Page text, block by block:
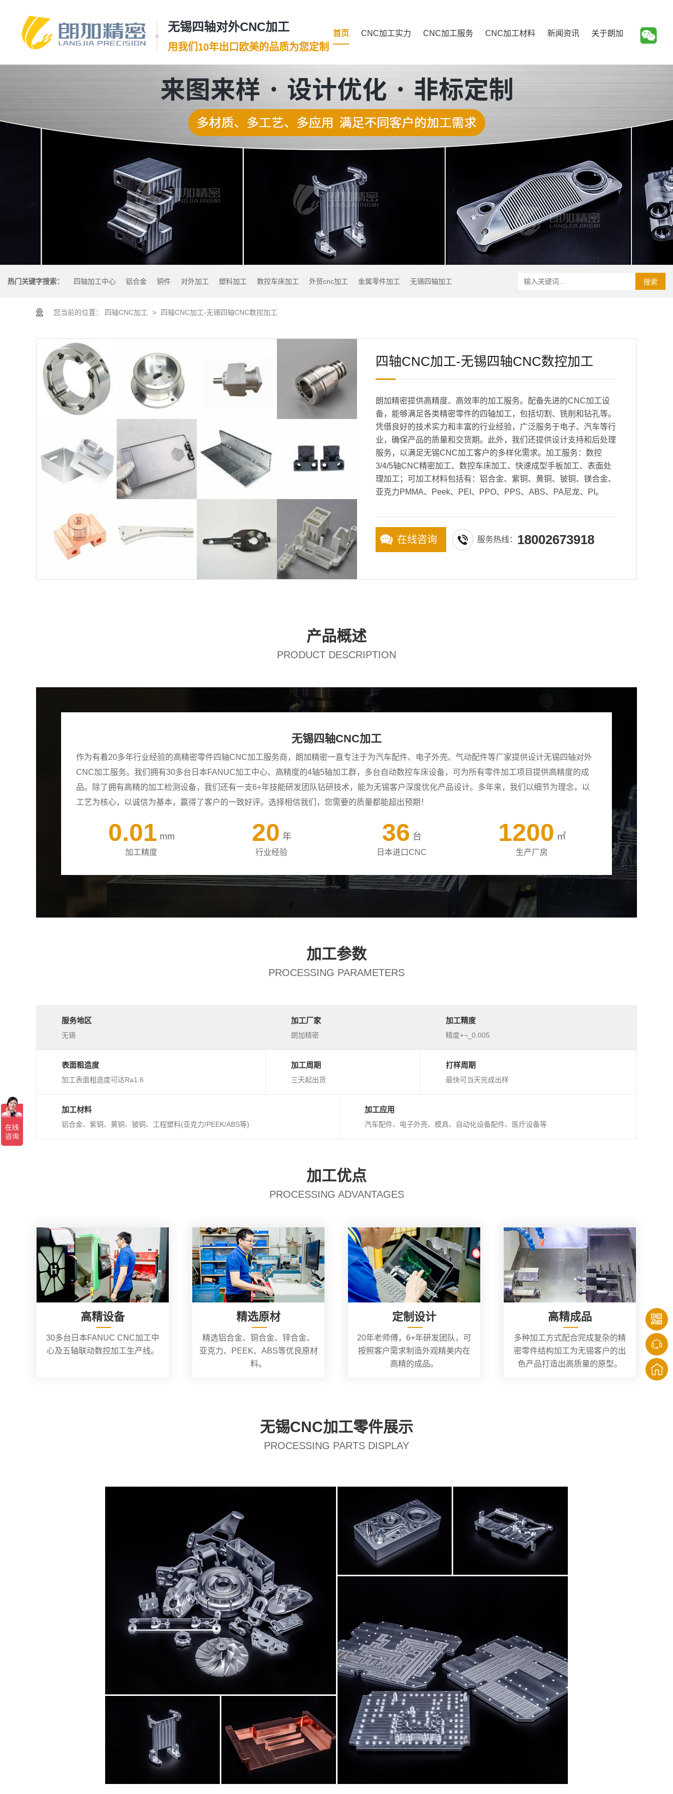
无锡四轴对外CNC加工
用我们10年出口欧美的品质为您定制
首页 CNC加工实力 CNC加工服务 CNC加工材料 新闻资讯 关于朗加
热门关键字搜索： 四轴加工中心 铝合金 铜件 对外加工 塑料加工 数控车床加工 外贸cnc加工 金属零件加工 无锡四轴加工 搜索
您当前的位置： 四轴CNC加工 > 四轴CNC加工-无锡四轴CNC数控加工
四轴CNC加工-无锡四轴CNC数控加工
朗加精密提供高精度、高效率的加工服务。配备先进的CNC加工设
备，能够满足各类精密零件的四轴加工，包括切割、铣削和钻孔等。
凭借良好的技术实力和丰富的行业经验，广泛服务于电子、汽车等行
业，确保产品的质量和交货期。此外，我们还提供设计支持和后处理
服务，以满足无锡CNC加工客户的多样化需求。加工服务：数控
3/4/5轴CNC精密加工、数控车床加工、快速成型手板加工、表面处
理加工；可加工材料包括有：铝合金、紫铜、黄铜、铍铜、镁合金、
亚克力PMMA、Peek、PEI、PPO、PPS、ABS、PA尼龙、PI。
在线咨询 服务热线： 18002673918
产品概述
PRODUCT DESCRIPTION
无锡四轴CNC加工
作为有着20多年行业经验的高精密零件四轴CNC加工服务商，朗加精密一直专注于为汽车配件、电子外壳、气动配件等厂家提供设计无锡四轴对外
CNC加工服务。我们拥有30多台日本FANUC加工中心、高精度的4轴5轴加工群，多台自动数控车床设备，可为所有零件加工项目提供高精度的成
品。除了拥有高精的加工检测设备，我们还有一支6+年技能研发团队钻研技术，能为无锡客户深度优化产品设计。多年来，我们以细节为理念，以
工艺为核心，以诚信为基本，赢得了客户的一致好评。选择相信我们，您需要的质量都能超出预期！
0.01 mm
加工精度
20 年
行业经验
36 台
日本进口CNC
1200 ㎡
生产厂房
加工参数
PROCESSING PARAMETERS
服务地区
无锡
加工厂家
朗加精密
加工精度
精度+¬_0.005
表面粗造度
加工表面粗造度可达Ra1.6
加工周期
三天起出货
打样周期
最快可当天完成出样
加工材料
铝合金、紫铜、黄铜、铍铜、工程塑料(亚克力/PEEK/ABS等)
加工应用
汽车配件、电子外壳、模具、自动化设备配件、医疗设备等
加工优点
PROCESSING ADVANTAGES
高精设备
30多台日本FANUC CNC加工中
心及五轴联动数控加工生产线。
精选原材
精选铝合金、铜合金、锌合金、
亚克力、PEEK、ABS等优良原材
料。
定制设计
20年老师傅，6+年研发团队，可
按照客户需求制造外观精美内在
高精的成品。
高精成品
多种加工方式配合完成复杂的精
密零件结构加工为无锡客户的出
色产品打造出高质量的原型。
无锡CNC加工零件展示
PROCESSING PARTS DISPLAY